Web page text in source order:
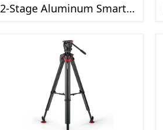
2-Stage Aluminum Smart-